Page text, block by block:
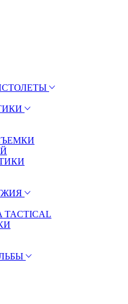
TACTICAL